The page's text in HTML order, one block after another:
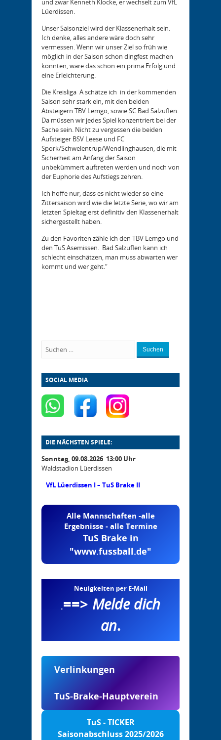
und zwar Kenneth Klocke, er wechselt zum VfL
Lüerdissen.
Unser Saisonziel wird der Klassenerhalt sein.
Ich denke, alles andere wäre doch sehr
vermessen. Wenn wir unser Ziel so früh wie
möglich in der Saison schon dingfest machen
könnten, wäre das schon ein prima Erfolg und
eine Erleichterung.
Die Kreisliga A schätze ich in der kommenden
Saison sehr stark ein, mit den beiden
Absteigern TBV Lemgo, sowie SC Bad Salzuflen.
Da müssen wir jedes Spiel konzentriert bei der
Sache sein. Nicht zu vergessen die beiden
Aufsteiger BSV Leese und FC
Spork/Schwelentrup/Wendlinghausen, die mit
Sicherheit am Anfang der Saison
unbekümmert auftreten werden und noch von
der Euphorie des Aufstiegs zehren.
Ich hoffe nur, dass es nicht wieder so eine
Zittersaison wird wie die letzte Serie, wo wir am
letzten Spieltag erst definitiv den Klassenerhalt
sichergestellt haben.
Zu den Favoriten zähle ich den TBV Lemgo und
den TuS Asemissen. Bad Salzuflen kann ich
schlecht einschätzen, man muss abwarten wer
kommt und wer geht.“
Suchen
SOCIAL MEDIA
DIE NÄCHSTEN SPIELE:
Sonntag, 09.08.2026 13:00 Uhr
Waldstadion Lüerdissen
VfL Lüerdissen I – TuS Brake II
Alle Mannschaften -alle
Ergebnisse - alle Termine
TuS Brake in
"www.fussball.de"
Neuigkeiten per E-Mail
.==> Melde dich
an.
Verlinkungen
TuS-Brake-Hauptverein
TuS - TICKER
Saisonabschluss 2025/2026